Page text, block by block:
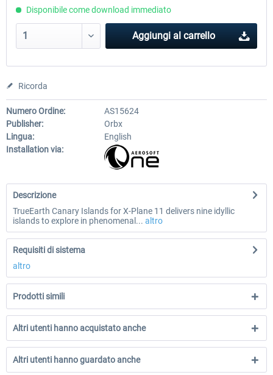
Disponibile come download immediato
Aggiungi al carrello
Ricorda
Numero Ordine:
AS15624
Publisher:
Orbx
Lingua:
English
Installation via:
Descrizione
TrueEarth Canary Islands for X-Plane 11 delivers nine idyllic
islands to explore in phenomenal... altro
Requisiti di sistema
altro
Prodotti simili
Altri utenti hanno acquistato anche
Altri utenti hanno guardato anche